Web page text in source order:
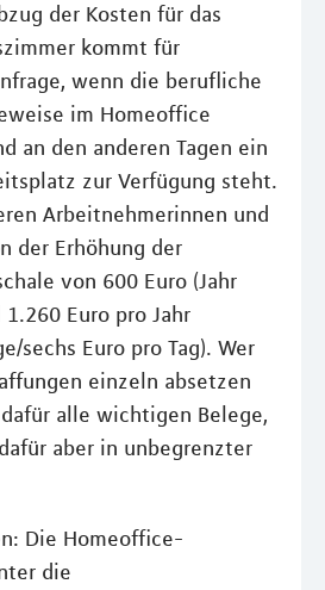
der Kosten für das
kommt für
wenn die berufliche
im Homeoffice
an den anderen Tagen ein
zur Verfügung steht.
Arbeitnehmerinnen und
der Erhöhung der
von 600 Euro (Jahr
Euro pro Jahr
sechs Euro pro Tag). Wer
einzeln absetzen
alle wichtigen Belege,
aber in unbegrenzter
Die Homeoffice-
die